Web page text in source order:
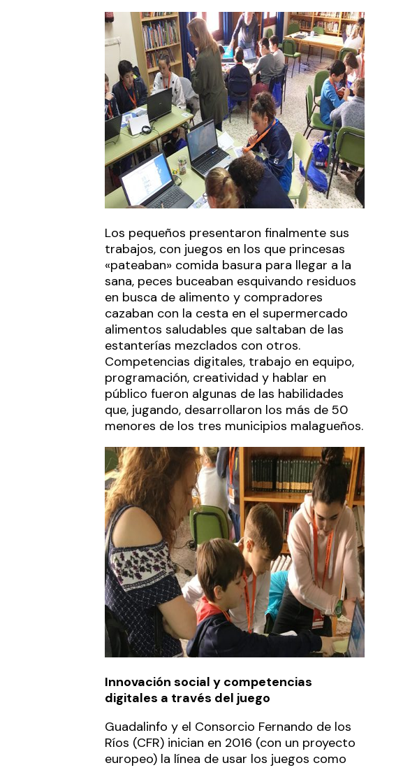
Los pequeños presentaron finalmente sus
trabajos, con juegos en los que princesas
«pateaban» comida basura para llegar a la
sana, peces buceaban esquivando residuos
en busca de alimento y compradores
cazaban con la cesta en el supermercado
alimentos saludables que saltaban de las
estanterías mezclados con otros.
Competencias digitales, trabajo en equipo,
programación, creatividad y hablar en
público fueron algunas de las habilidades
que, jugando, desarrollaron los más de 50
menores de los tres municipios malagueños.
Innovación social y competencias
digitales a través del juego
Guadalinfo y el Consorcio Fernando de los
Ríos (CFR) inician en 2016 (con un proyecto
europeo) la línea de usar los juegos como